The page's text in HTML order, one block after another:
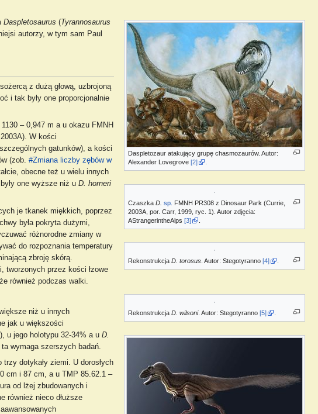
Daspletozaur atakujący grupę chasmozaurów. Autor:
Alexander Lovegrove[2]
Daspletosaurus (Tyrannosaurus
autorzy, w tym sam Paul
CzaszkaD. sp. FMNH PR308 z Dinosaur Park (Currie,
2003A, por. Carr, 1999, ryc. 1). Autor zdjęcia:
AStrangerintheAlps[3]
z dużą głową, uzbrojoną
i tak były one proporcjonalnie
– 0,947 m a u okazu FMNH
W kości
gatunków), a kości
(zob. #Zmiana liczby zębów w
obecne też u wielu innych
one wyższe niż u D. horneri
RekonstrukcjaD. torosus. Autor: Stegotyranno [4] .
je tkanek miękkich, poprzez
była pokryta dużymi,
różnorodne zmiany w
do rozpoznania temperatury
zbroję skórą.
tworzonych przez kości łzowe
również podczas walki.
RekonstrukcjaD. wilsoni. Autor: Stegotyranno [5]
niż u innych
jak u większości
u jego holotypu 32-34% a u D.
wymaga szerszych badań.
dotykały ziemi. U dorosłych
cm i 87 cm, a u TMP 85.62.1 –
od lżej zbudowanych i
również nieco dłuższe